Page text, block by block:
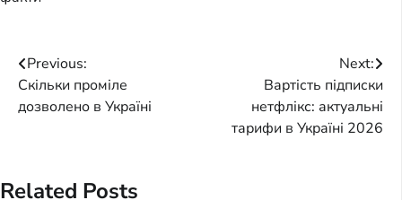
Post
navigation
Previous:
Скільки проміле
дозволено в Україні
Next:
Вартість підписки
нетфлікс: актуальні
тарифи в Україні 2026
Related Posts